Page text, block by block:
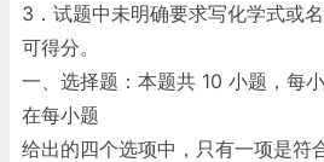
3．试题中未明确要求写化学式或
可得分。
一、选择题：本题共 10 小题，每
在每小题
给出的四个选项中，只有一项是符